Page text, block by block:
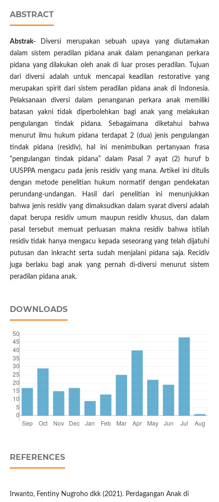
ABSTRACT
Abstrak-Diversi merupakan sebuah upaya yang diutamakan
dalam sistem peradilan pidana anak dalam penanganan perkara
pidana yang dilakukan oleh anak di luar proses peradilan. Tujuan
dari diversi adalah untuk mencapai keadilan restorative yang
merupakan spirit dari sistem peradilan pidana anak di Indonesia.
Pelaksanaan diversi dalam penanganan perkara anak memiliki
batasan yakni tidak diperbolehkan bagi anak yang melakukan
pengulangan tindak pidana. Sebagaimana diketahui bahwa
menurut ilmu hukum pidana terdapat 2 (dua) jenis pengulangan
tindak pidana (residiv), hal ini menimbulkan pertanyaan frasa
“pengulangan tindak pidana” dalam Pasal 7 ayat (2) huruf b
UUSPPA mengacu pada jenis residiv yang mana. Artikel ini ditulis
dengan metode penelitian hukum normatif dengan pendekatan
perundang-undangan. Hasil dari penelitian ini menunjukkan
bahwa jenis residiv yang dimaksudkan dalam syarat diversi adalah
dapat berupa residiv umum maupun residiv khusus, dan dalam
pasal tersebut memuat perluasan makna residiv bahwa istilah
residiv tidak hanya mengacu kepada seseorang yang telah dijatuhi
putusan dan inkracht serta sudah menjalani pidana saja. Recidiv
juga berlaku bagi anak yang pernah di-diversi menurut sistem
peradilan pidana anak.
DOWNLOADS
REFERENCES
Irwanto, Fentiny Nugroho dkk (2021). Perdagangan Anak di